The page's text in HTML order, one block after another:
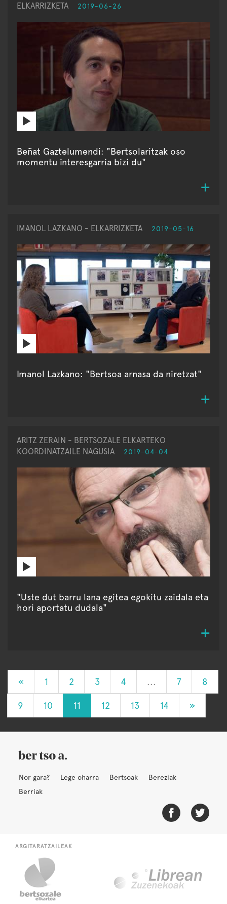
ELKARRIZKETA 2019-06-26
Beñat Gaztelumendi: "Bertsolaritzak oso
momentu interesgarria bizi du"
IMANOL LAZKANO - ELKARRIZKETA 2019-05-16
Imanol Lazkano: "Bertsoa arnasa da niretzat"
ARITZ ZERAIN - BERTSOZALE ELKARTEKO
KOORDINATZAILE NAGUSIA
2019-04-04
"Uste dut barru lana egitea egokitu zaidala eta
hori aportatu dudala"
« 1 2 3 4 ... 7 8
9 10 11 12 13 14 »
Nor gara? Lege oharra Bertsoak
Bereziak
Berriak
ARGITARATZAILEAK